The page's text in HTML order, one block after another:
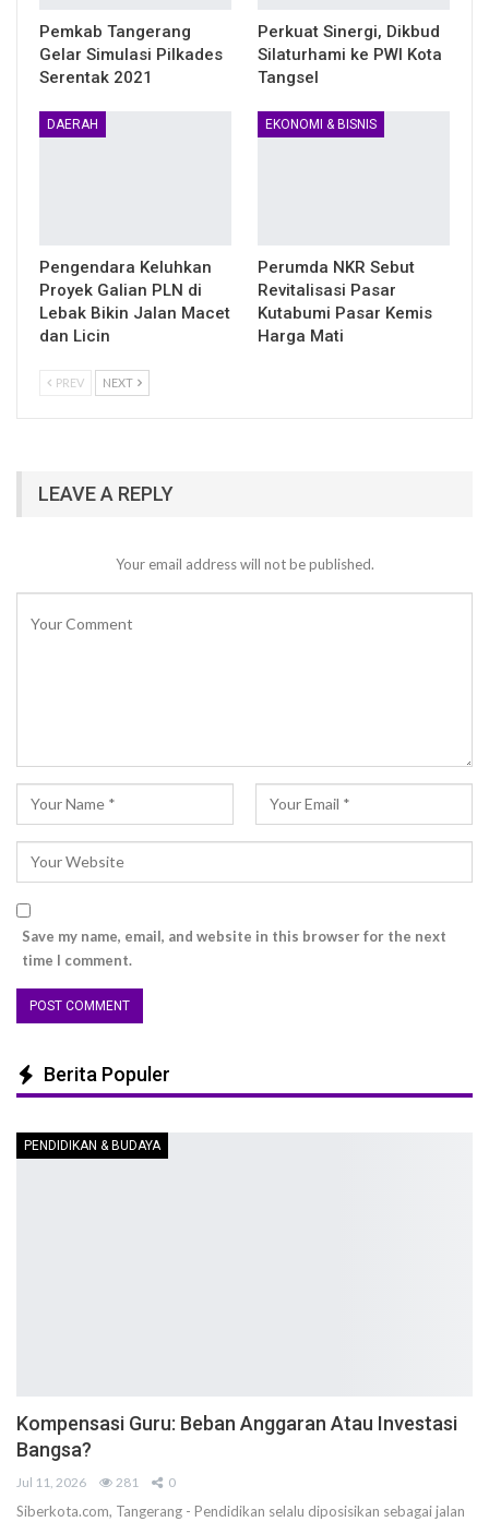
Pemkab Tangerang
Gelar Simulasi Pilkades
Serentak 2021
Perkuat Sinergi, Dikbud
Silaturhami ke PWI Kota
Tangsel
DAERAH
Pengendara Keluhkan
Proyek Galian PLN di
Lebak Bikin Jalan Macet
dan Licin
EKONOMI & BISNIS
Perumda NKR Sebut
Revitalisasi Pasar
Kutabumi Pasar Kemis
Harga Mati
PREV NEXT
LEAVE A REPLY
Your email address will not be published.
Save my name, email, and website in this browser for the next
time I comment.
Berita Populer
PENDIDIKAN & BUDAYA
Kompensasi Guru: Beban Anggaran Atau Investasi
Bangsa?
Jul 11, 2026 281 0
Siberkota.com, Tangerang - Pendidikan selalu diposisikan sebagai jalan